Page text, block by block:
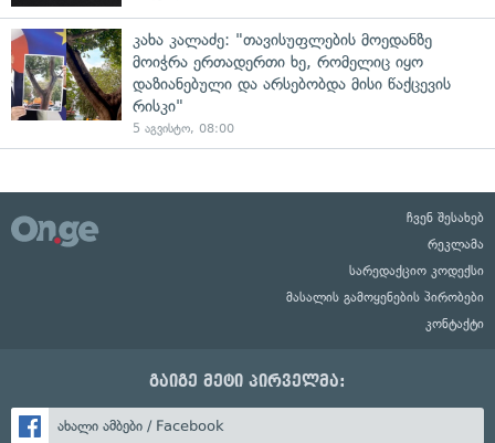
კახა კალაძე: "თავისუფლების მოედანზე
მოიჭრა ერთადერთი ხე, რომელიც იყო
დაზიანებული და არსებობდა მისი წაქცევის
რისკი"
5 აგვისტო, 08:00
ჩვენ შესახებ
რეკლამა
სარედაქციო კოდექსი
მასალის გამოყენების პირობები
კონტაქტი
გაიგე მეტი პირველმა:
ახალი ამბები / Facebook